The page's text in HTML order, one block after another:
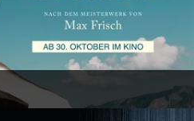
FILMTRAILER